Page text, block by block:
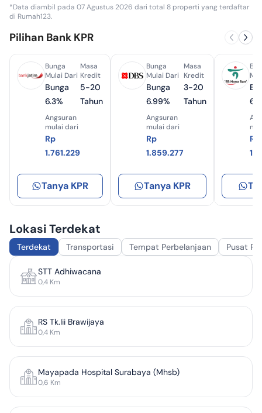
*Data diambil pada 07 Agustus 2026 dari total 8 properti yang terdaftar
di Rumah123.
Pilihan Bank KPR
Bunga
Mulai Dari
Bunga
6.3%
Angsuran
mulai dari
Rp
1.761.229
Masa
Kredit
5-20
Tahun
Tanya KPR
Bunga
Mulai Dari
Bunga
6.99%
Angsuran
mulai dari
Rp
1.859.277
Masa
Kredit
3-20
Tahun
Tanya KPR
Rp
Lokasi Terdekat
Terdekat Transportasi Tempat Perbelanjaan Pusat
STT Adhiwacana
0,4 Km
RS Tk.Iii Brawijaya
0,4 Km
Mayapada Hospital Surabaya (Mhsb)
0,6 Km